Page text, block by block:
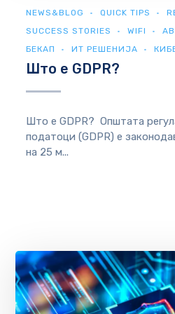
NEWS&BLOG
QUICK TIPS
SUCCESS STORIES
WIFI
БЕКАП
ИТ РЕШЕНИЈА
Што е GDPR?
Што е GDPR? Општата
податоци (GDPR) е
на 25 м...